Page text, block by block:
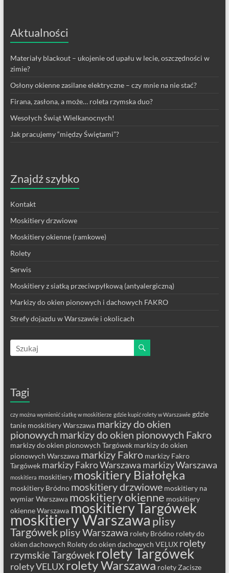
Aktualności
Materiały blackout – ukojenie od upału w lecie, oszczędności w
zimie?
Osłony okienne zasilane elektryczne – czy mnie na nie stać?
Firana, zasłona, a może… roleta rzymska duo?
Wesołych Świąt Wielkanocnych!
Jak pracujemy “między Świętami”?
Znajdź szybko
Kontakt
Moskitiery drzwiowe
Moskitiery okienne (ramkowe)
Rolety
Serwis
Moskitiery z siatką przeciwpyłkową (antyalergiczną)
Markizy do okien pionowych i dachowych FAKRO
Strefy dojazdu w Warszawie i okolicach
Tagi
czy można wymienić siatkę w moskitierze gdzie kupić rolety w Warszawie gdzie
tanie moskitiery Warszawa markizy do okien
pionowych markizy do okien pionowych Fakro
markizy do okien pionowych Targówek markizy do okien
pionowych Warszawa markizy Fakro markizy Fakro
Targówek markizy Fakro Warszawa markizy Warszawa
moskitiera moskitiery moskitiery Białołęka
moskitiery Bródno moskitiery drzwiowe moskitiery na
wymiar Warszawa moskitiery okienne moskitiery
okienne Warszawa moskitiery Targówek
moskitiery Warszawa plisy
Targówek plisy Warszawa rolety Bródno rolety do
okien dachowych Rolety do okien dachowych VELUX rolety
rzymskie Targówek rolety Targówek
rolety VELUX rolety Warszawa rolety Zacisze